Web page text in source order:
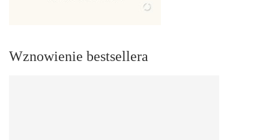
Wznowienie bestsellera